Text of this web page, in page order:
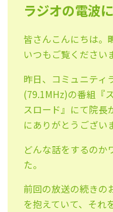
ラジオの電波
皆さんこんにちは。
いつもご覧ください
昨日、コミュニティ
(79.1MHz)の番組
スロード』にて院長
にありがとうござい
どんな話をするのか
た。
前回の放送の続きの
を抱えていて、それ